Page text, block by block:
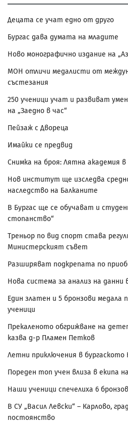
Децата се учат едно от друго
Бургас дава думата на младите
Ново монографично издание на
МОН отличи медалисти от
състезания
250 ученици учат и развиват
на „Заедно в час“
Пейзаж с Двореца
Имайки се предвид
Снимка на броя: Лятна академия в
Нов институт ще изследва
наследство на Балканите
В Бургас ще се обучават и
стопанство“
Треньор по вид спорт става
Министерският съвет
Разширяват подкрепата по
Нова система за анализ на данни
Един златен и 5 бронзови
ученици
Прекаленото обгрижване на
казва д-р Пламен Петков
Летни приключения в бургаското
Пореден топ учен влиза в екипа
Наши ученици спечелиха 6
В СУ „Васил Левски“ – Карлово,
постоянство